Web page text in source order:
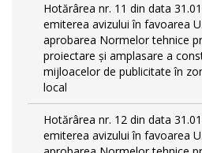
Hotărârea nr. 11 din data
emiterea avizului în favoarea
aprobarea Normelor tehnice
proiectare şi amplasare a
mijloacelor de publicitate în
local
Hotărârea nr. 12 din data
emiterea avizului în favoarea